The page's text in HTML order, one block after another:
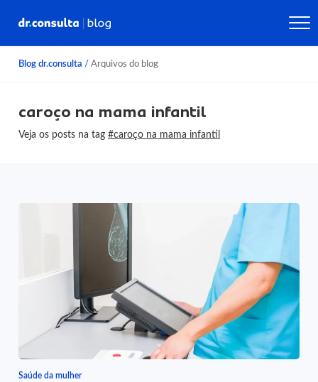
Blog dr.consulta / Arquivos do blog
caroço na mama infantil
Veja os posts na tag#caroço na mama infantil
Saúde da mulher